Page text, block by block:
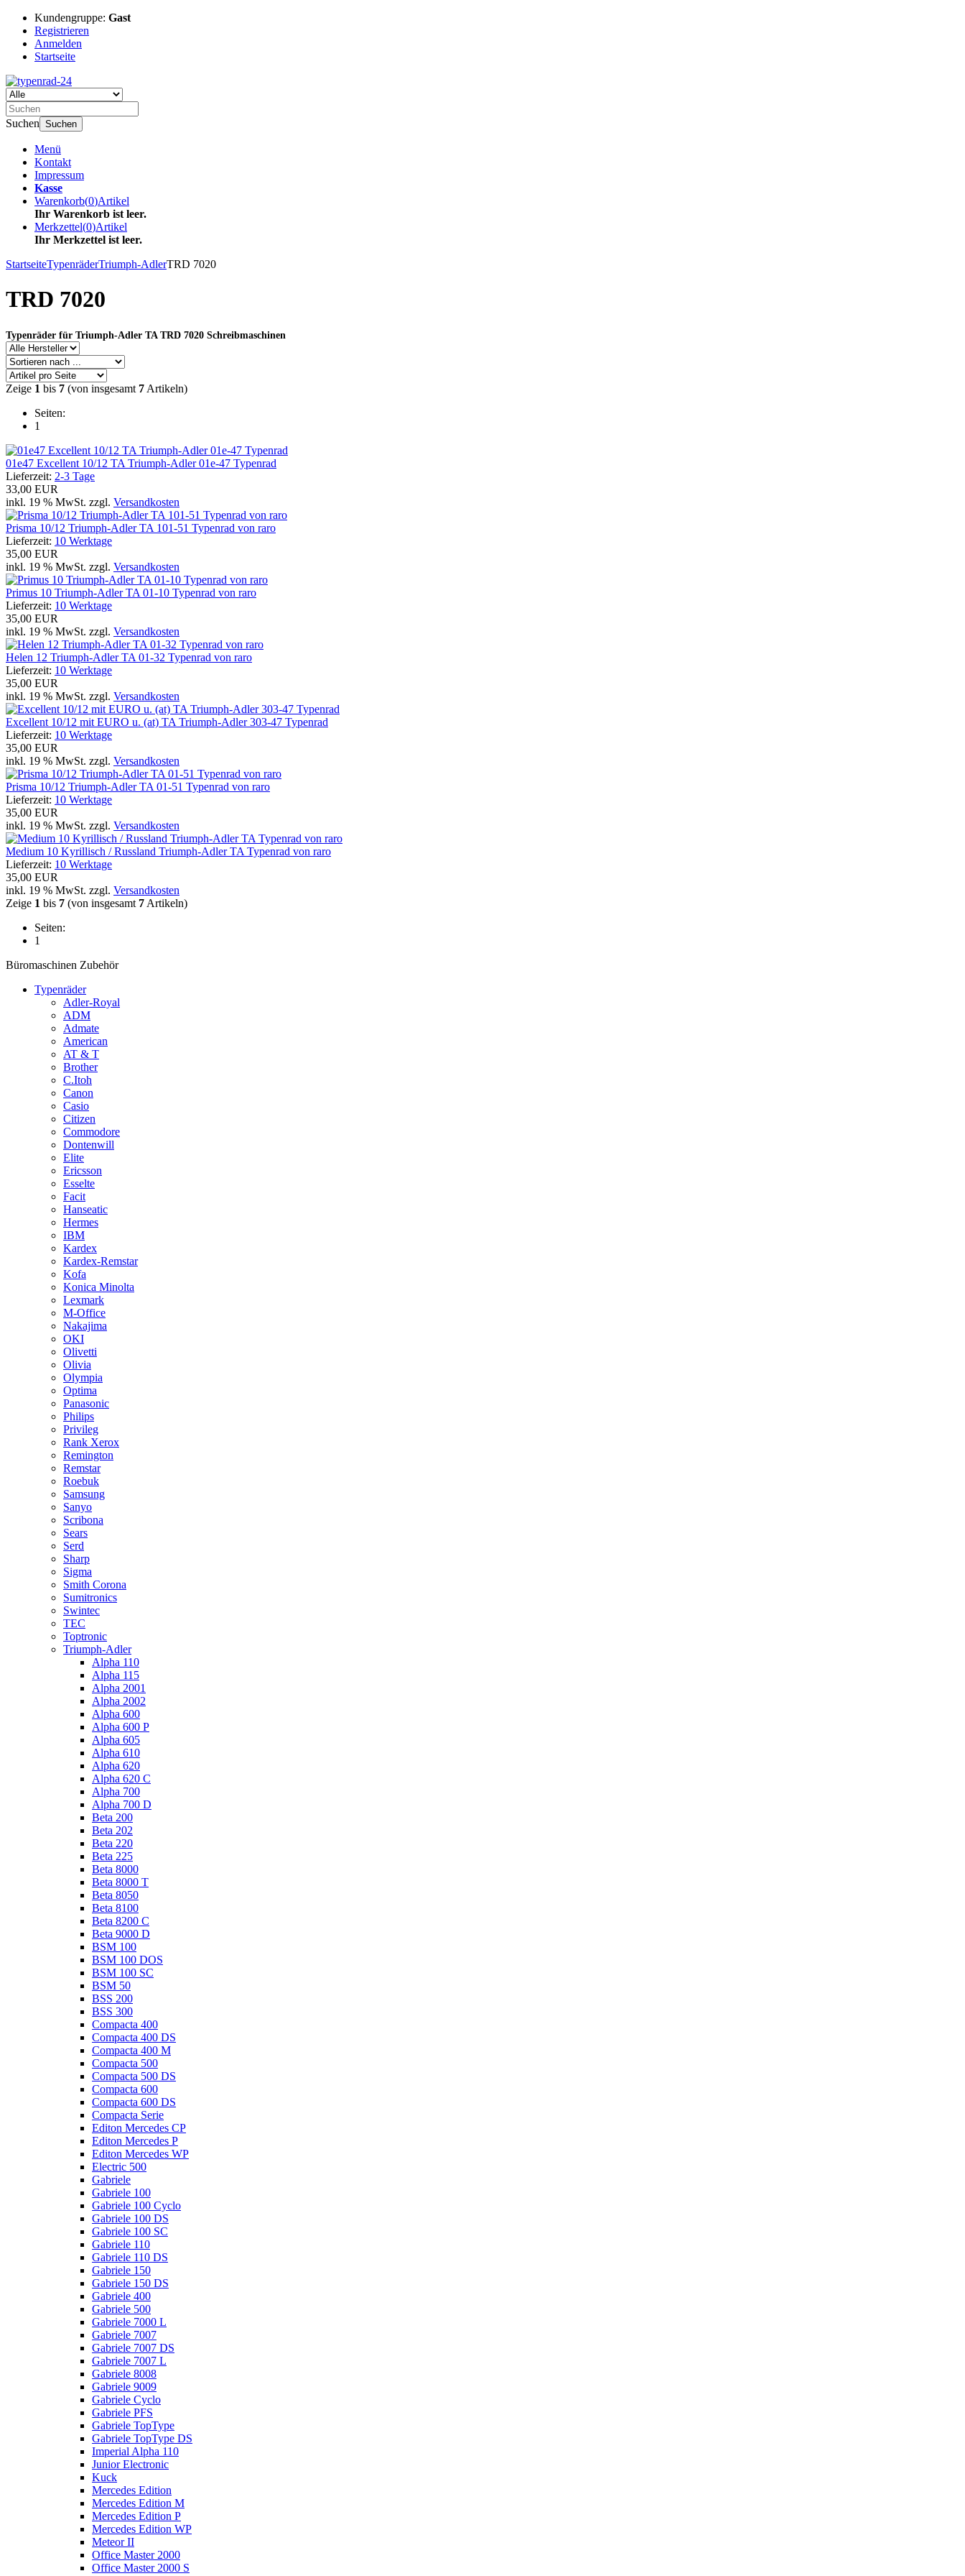
Kundengruppe: Gast
Registrieren
Anmelden
Startseite
Suchen Suchen
Menü
Kontakt
Impressum
Kasse
Warenkorb(0)Artikel
Ihr Warenkorb ist leer.
Merkzettel(0)Artikel
Ihr Merkzettel ist leer.
StartseiteTypenräderTriumph-AdlerTRD 7020
TRD 7020
Typenräder für Triumph-Adler TA TRD 7020 Schreibmaschinen
Zeige 1 bis 7 (von insgesamt 7 Artikeln)
Seiten:
1
01e47 Excellent 10/12 TA Triumph-Adler 01e-47 Typenrad
Lieferzeit: 2-3 Tage
33,00 EUR
inkl. 19 % MwSt. zzgl. Versandkosten
Prisma 10/12 Triumph-Adler TA 101-51 Typenrad von raro
Lieferzeit: 10 Werktage
35,00 EUR
inkl. 19 % MwSt. zzgl. Versandkosten
Primus 10 Triumph-Adler TA 01-10 Typenrad von raro
Lieferzeit: 10 Werktage
35,00 EUR
inkl. 19 % MwSt. zzgl. Versandkosten
Helen 12 Triumph-Adler TA 01-32 Typenrad von raro
Lieferzeit: 10 Werktage
35,00 EUR
inkl. 19 % MwSt. zzgl. Versandkosten
Excellent 10/12 mit EURO u. (at) TA Triumph-Adler 303-47 Typenrad
Lieferzeit: 10 Werktage
35,00 EUR
inkl. 19 % MwSt. zzgl. Versandkosten
Prisma 10/12 Triumph-Adler TA 01-51 Typenrad von raro
Lieferzeit: 10 Werktage
35,00 EUR
inkl. 19 % MwSt. zzgl. Versandkosten
Medium 10 Kyrillisch / Russland Triumph-Adler TA Typenrad von raro
Lieferzeit: 10 Werktage
35,00 EUR
inkl. 19 % MwSt. zzgl. Versandkosten
Zeige 1 bis 7 (von insgesamt 7 Artikeln)
Seiten:
1
Büromaschinen Zubehör
Typenräder
Adler-Royal
ADM
Admate
American
AT & T
Brother
C.Itoh
Canon
Casio
Citizen
Commodore
Dontenwill
Elite
Ericsson
Esselte
Facit
Hanseatic
Hermes
IBM
Kardex
Kardex-Remstar
Kofa
Konica Minolta
Lexmark
M-Office
Nakajima
OKI
Olivetti
Olivia
Olympia
Optima
Panasonic
Philips
Privileg
Rank Xerox
Remington
Remstar
Roebuk
Samsung
Sanyo
Scribona
Sears
Serd
Sharp
Sigma
Smith Corona
Sumitronics
Swintec
TEC
Toptronic
Triumph-Adler
Alpha 110
Alpha 115
Alpha 2001
Alpha 2002
Alpha 600
Alpha 600 P
Alpha 605
Alpha 610
Alpha 620
Alpha 620 C
Alpha 700
Alpha 700 D
Beta 200
Beta 202
Beta 220
Beta 225
Beta 8000
Beta 8000 T
Beta 8050
Beta 8100
Beta 8200 C
Beta 9000 D
BSM 100
BSM 100 DOS
BSM 100 SC
BSM 50
BSS 200
BSS 300
Compacta 400
Compacta 400 DS
Compacta 400 M
Compacta 500
Compacta 500 DS
Compacta 600
Compacta 600 DS
Compacta Serie
Editon Mercedes CP
Editon Mercedes P
Editon Mercedes WP
Electric 500
Gabriele
Gabriele 100
Gabriele 100 Cyclo
Gabriele 100 DS
Gabriele 100 SC
Gabriele 110
Gabriele 110 DS
Gabriele 150
Gabriele 150 DS
Gabriele 400
Gabriele 500
Gabriele 7000 L
Gabriele 7007
Gabriele 7007 DS
Gabriele 7007 L
Gabriele 8008
Gabriele 9009
Gabriele Cyclo
Gabriele PFS
Gabriele TopType
Gabriele TopType DS
Imperial Alpha 110
Junior Electronic
Kuck
Mercedes Edition
Mercedes Edition M
Mercedes Edition P
Mercedes Edition WP
Meteor II
Office Master 2000
Office Master 2000 S